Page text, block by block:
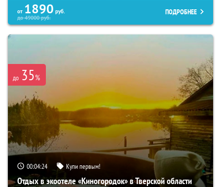
от 1890 руб.
до49000руб.
ПОДРОБНЕЕ
до 35%
00:04:23 Купи первым!
Отдых в экоотеле «Киногородок» в Тверской области